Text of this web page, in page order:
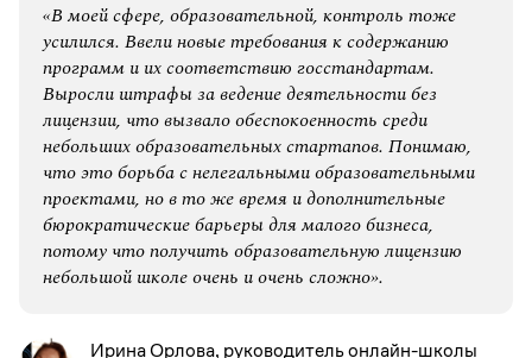
«В моей сфере, образовательной, контроль тоже
усилился. Ввели новые требования к содержанию
программ и их соответствию госстандартам.
Выросли штрафы за ведение деятельности без
лицензии, что вызвало обеспокоенность среди
небольших образовательных стартапов. Понимаю,
что это борьба с нелегальными образовательными
проектами, но в то же время и дополнительные
бюрократические барьеры для малого бизнеса,
потому что получить образовательную лицензию
небольшой школе очень и очень сложно».
Ирина Орлова, руководитель онлайн-школы